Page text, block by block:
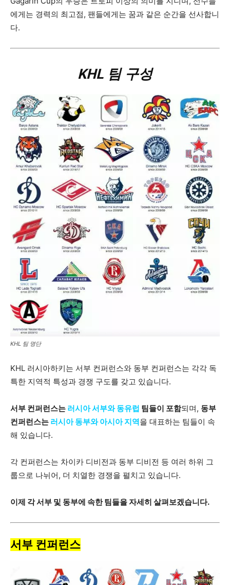
에게는 경력의 최고점, 팬들에게는 꿈과 같은 순간을 선사합니
다.
KHL 팀 구성
KHL 팀 명단
KHL 러시아하키는 서부 컨퍼런스와 동부 컨퍼런스는 각각 독
특한 지역적 특성과 경쟁 구도를 갖고 있습니다.
서부 컨퍼런스는 러시아 서부와 동유럽 팀들이 포함되며, 동부
컨퍼런스는 러시아 동부와 아시아 지역을 대표하는 팀들이 속
해 있습니다.
각 컨퍼런스는 차이카 디비전과 동부 디비전 등 여러 하위 그
룹으로 나뉘어, 더 치열한 경쟁을 펼치고 있습니다.
이제 각 서부 및 동부에 속한 팀들을 자세히 살펴보겠습니다.
서부 컨퍼런스